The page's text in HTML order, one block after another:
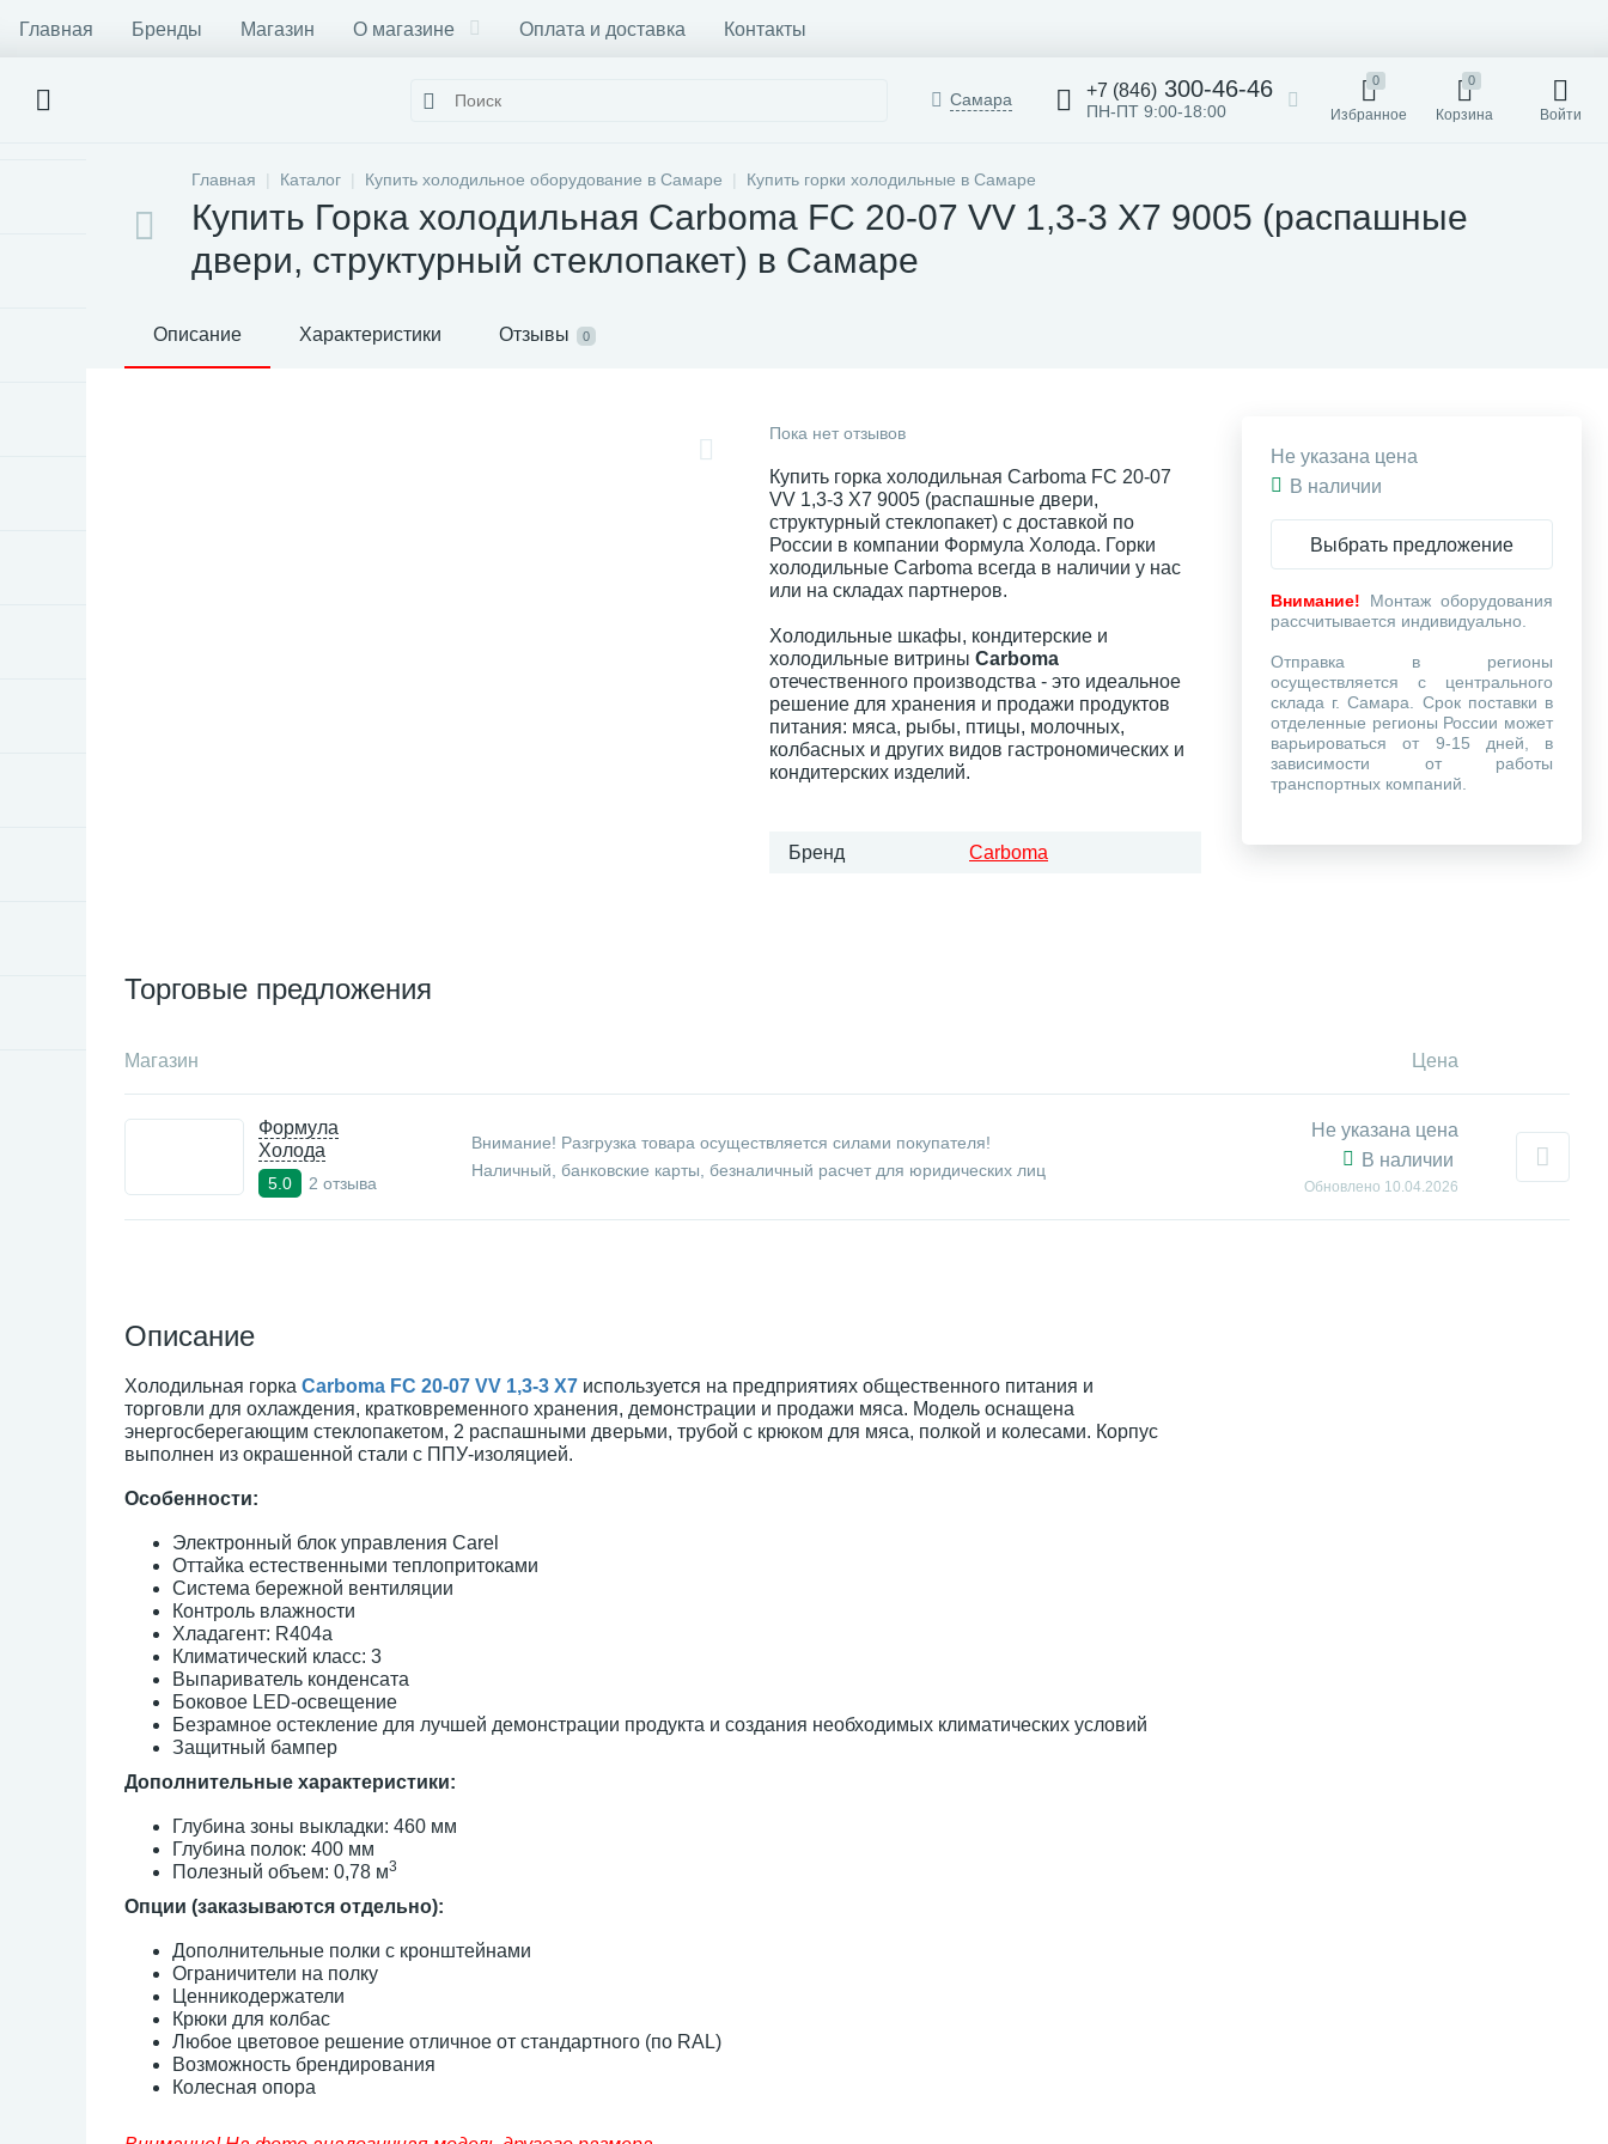
Главная Бренды Магазин О магазине Оплата и доставка Контакты
Самара +7 (846) 300-46-46
ПН-ПТ 9:00-18:00
0
Избранное
0
Корзина Войти
Главная Каталог Купить холодильное оборудование в Самаре Купить горки холодильные в Самаре
Купить Горка холодильная Carboma FC 20-07 VV 1,3-3 X7 9005 (распашные
двери, структурный стеклопакет) в Самаре
Описание Характеристики Отзывы 0
Пока нет отзывов
Купить горка холодильная Carboma FC 20-07
VV 1,3-3 X7 9005 (распашные двери,
структурный стеклопакет) с доставкой по
России в компании Формула Холода. Горки
холодильные Carboma всегда в наличии у нас
или на складах партнеров.
Холодильные шкафы, кондитерские и
холодильные витрины Carboma
отечественного производства - это идеальное
решение для хранения и продажи продуктов
питания: мяса, рыбы, птицы, молочных,
колбасных и других видов гастрономических и
кондитерских изделий.
Бренд Carboma
Торговые предложения
Магазин Цена
Формула
Холода
5.0 2 отзыва
Внимание! Разгрузка товара осуществляется силами покупателя!
Наличный, банковские карты, безналичный расчет для юридических лиц
Не указана цена
В наличии
Обновлено 10.04.2026
Описание
Холодильная горка Carboma FC 20-07 VV 1,3-3 X7 используется на предприятиях общественного питания и
торговли для охлаждения, кратковременного хранения, демонстрации и продажи мяса. Модель оснащена
энергосберегающим стеклопакетом, 2 распашными дверьми, трубой с крюком для мяса, полкой и колесами. Корпус
выполнен из окрашенной стали с ППУ-изоляцией.
Особенности:
Электронный блок управления Carel
Оттайка естественными теплопритоками
Система бережной вентиляции
Контроль влажности
Хладагент: R404a
Климатический класс: 3
Выпариватель конденсата
Боковое LED-освещение
Безрамное остекление для лучшей демонстрации продукта и создания необходимых климатических условий
Защитный бампер
Дополнительные характеристики:
Глубина зоны выкладки: 460 мм
Глубина полок: 400 мм
Полезный объем: 0,78 м3
Опции (заказываются отдельно):
Дополнительные полки с кронштейнами
Ограничители на полку
Ценникодержатели
Крюки для колбас
Любое цветовое решение отличное от стандартного (по RAL)
Возможность брендирования
Колесная опора
Не указана цена
В наличии
Выбрать предложение
Внимание! Монтаж оборудования
рассчитывается индивидуально.
Отправка в регионы
осуществляется с центрального
склада г. Самара. Срок поставки в
отделенные регионы России может
варьироваться от 9-15 дней, в
зависимости от работы
транспортных компаний.